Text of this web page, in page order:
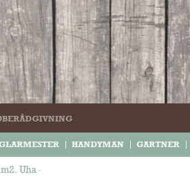
HANDYMAN GARTNER
Uha - det haster